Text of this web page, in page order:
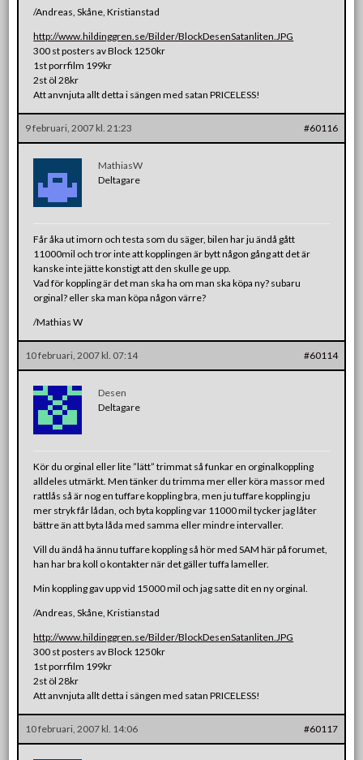
/Andreas, Skåne, Kristianstad
http://www.hildinggren.se/Bilder/BlockDesenSatanliten.JPG
300 st posters av Block 1250kr
1st porrfilm 199kr
2st öl 28kr
Att anvnjuta allt detta i sängen med satan PRICELESS!
9 februari, 2007 kl. 21:23 #60116
MathiasW
Deltagare
Får åka ut imorn och testa som du säger, bilen har ju ändå gått
11000mil och tror inte att kopplingen är bytt någon gång att det är
kanske inte jätte konstigt att den skulle ge upp.
Vad för koppling är det man ska ha om man ska köpa ny? subaru
orginal? eller ska man köpa någon värre?
/Mathias W
10 februari, 2007 kl. 07:14 #60114
Desen
Deltagare
Kör du orginal eller lite ”lätt” trimmat så funkar en orginalkoppling
alldeles utmärkt. Men tänker du trimma mer eller köra massor med
rattlås så är nog en tuffare koppling bra, men ju tuffare koppling ju
mer stryk får lådan, och byta koppling var 11000 mil tycker jag låter
bättre än att byta låda med samma eller mindre intervaller.
Vill du ändå ha ännu tuffare koppling så hör med SAM här på forumet,
han har bra koll o kontakter när det gäller tuffa lameller.
Min koppling gav upp vid 15000 mil och jag satte dit en ny orginal.
/Andreas, Skåne, Kristianstad
http://www.hildinggren.se/Bilder/BlockDesenSatanliten.JPG
300 st posters av Block 1250kr
1st porrfilm 199kr
2st öl 28kr
Att anvnjuta allt detta i sängen med satan PRICELESS!
10 februari, 2007 kl. 14:06 #60117